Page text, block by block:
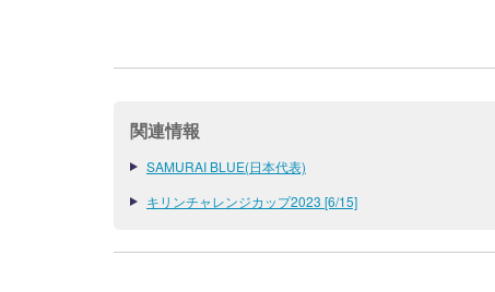
関連情報
SAMURAI BLUE(日本代表)
キリンチャレンジカップ2023 [6/15]